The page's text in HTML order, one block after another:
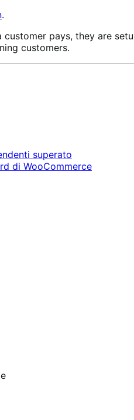
.
pays, they are
customers.
superato
di WooCommerce